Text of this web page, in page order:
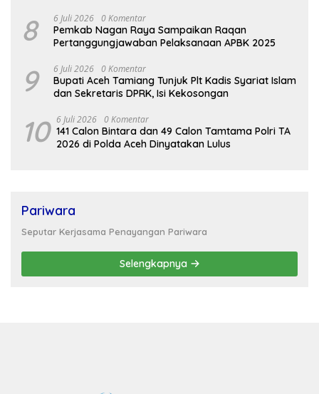
8 6 Juli 2026 0 Komentar
Pemkab Nagan Raya Sampaikan Raqan
Pertanggungjawaban Pelaksanaan APBK 2025
9 6 Juli 2026 0 Komentar
Bupati Aceh Tamiang Tunjuk Plt Kadis Syariat Islam
dan Sekretaris DPRK, Isi Kekosongan
10 6 Juli 2026 0 Komentar
141 Calon Bintara dan 49 Calon Tamtama Polri TA
2026 di Polda Aceh Dinyatakan Lulus
Pariwara
Seputar Kerjasama Penayangan Pariwara
Selengkapnya